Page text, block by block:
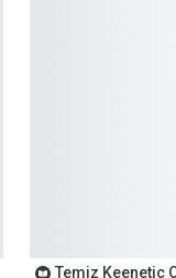
Temiz Keenetic